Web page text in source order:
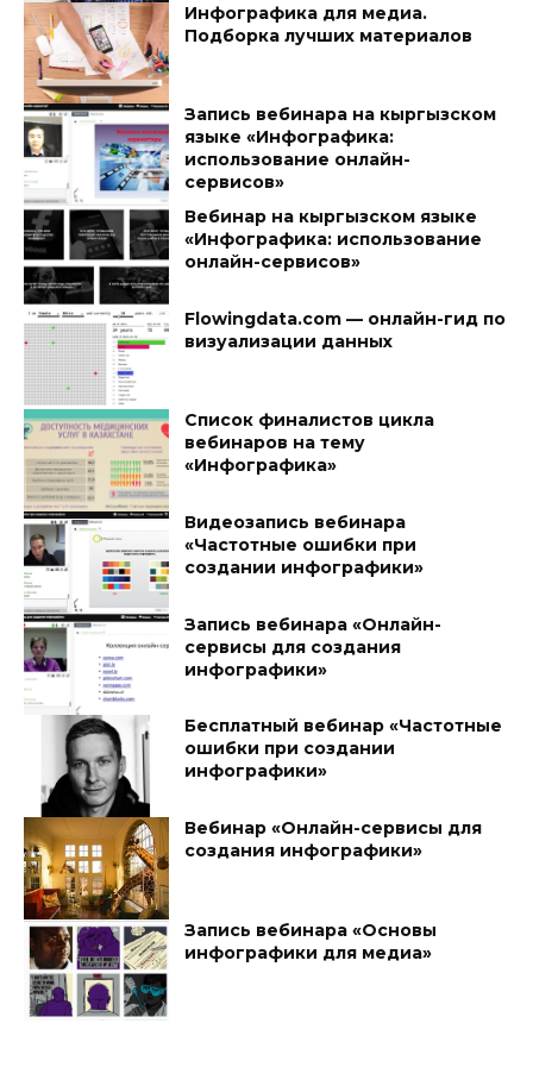
Инфографика для медиа.
Подборка лучших материалов
Запись вебинара на кыргызском
языке «Инфографика:
использование онлайн-
сервисов»
Вебинар на кыргызском языке
«Инфографика: использование
онлайн-сервисов»
Flowingdata.com — онлайн-гид по
визуализации данных
Список финалистов цикла
вебинаров на тему
«Инфографика»
Видеозапись вебинара
«Частотные ошибки при
создании инфографики»
Запись вебинара «Онлайн-
сервисы для создания
инфографики»
Бесплатный вебинар «Частотные
ошибки при создании
инфографики»
Вебинар «Онлайн-сервисы для
создания инфографики»
Запись вебинара «Основы
инфографики для медиа»